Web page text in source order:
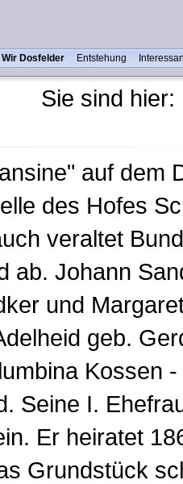
Wir Dosfelder Entstehung
Sie sind hier:
auf dem
des Hofes
veraltet
ab. Johann
und
geb.
Kossen
Seine I.
Er heiratet
Grundstück